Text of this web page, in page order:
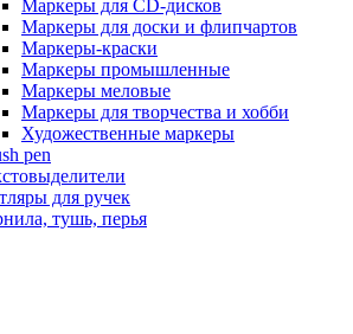
Маркеры для CD-дисков
Маркеры для доски и флипчартов
Маркеры-краски
Маркеры промышленные
Маркеры меловые
Маркеры для творчества и хобби
Художественные маркеры
pen
для ручек
тушь, перья